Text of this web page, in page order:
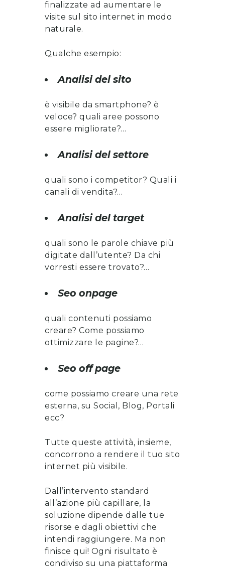
finalizzate ad aumentare le
visite sul sito internet in modo
naturale.
Qualche esempio:
Analisi del sito
è visibile da smartphone? è
veloce? quali aree possono
essere migliorate?…
Analisi del settore
quali sono i competitor? Quali i
canali di vendita?…
Analisi del target
quali sono le parole chiave più
digitate dall’utente? Da chi
vorresti essere trovato?…
Seo onpage
quali contenuti possiamo
creare? Come possiamo
ottimizzare le pagine?…
Seo off page
come possiamo creare una rete
esterna, su Social, Blog, Portali
ecc?
Tutte queste attività, insieme,
concorrono a rendere il tuo sito
internet più visibile.
Dall’intervento standard
all’azione più capillare, la
soluzione dipende dalle tue
risorse e dagli obiettivi che
intendi raggiungere. Ma non
finisce qui! Ogni risultato è
condiviso su una piattaforma